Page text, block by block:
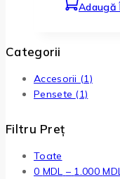
Adaugă
Categorii
Accesorii (1)
Pensete (1)
Filtru Preț
Toate
0 MDL – 1.000